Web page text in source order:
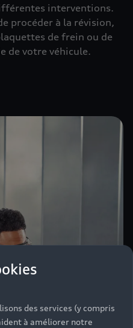
interventions.
procéder à la révision,
de frein ou de
de votre véhicule.
des services (y compris
à améliorer notre